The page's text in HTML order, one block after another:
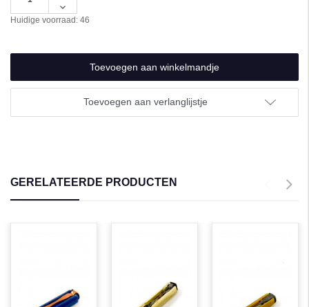
van
undefined
Hoeveelheid
verlagen
van
Huidige voorraad: 46
Toevoegen aan verlanglijstje
GERELATEERDE PRODUCTEN